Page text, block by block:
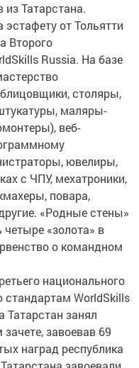
из Татарстана.
от Тольятти
Второго
Russia. На базе
столяры,
маляры-
веб-
ювелиры,
с ЧПУ, мехатроники,
повара,
«Родные стены»
четыре «золота» в
о командном
национального
стандартам WorldSkills
Татарстан занял
завоевав 69
наград республика